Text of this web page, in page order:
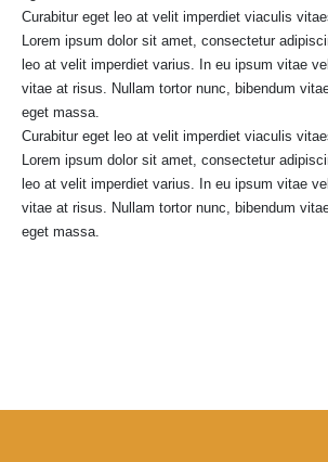
Curabitur eget leo at velit imperdiet viaculis
Lorem ipsum dolor sit amet, consectetur
leo at velit imperdiet varius. In eu ipsum vitae
vitae at risus. Nullam tortor nunc, bibendum
eget massa.
Curabitur eget leo at velit imperdiet viaculis
Lorem ipsum dolor sit amet, consectetur
leo at velit imperdiet varius. In eu ipsum vitae
vitae at risus. Nullam tortor nunc, bibendum
eget massa.